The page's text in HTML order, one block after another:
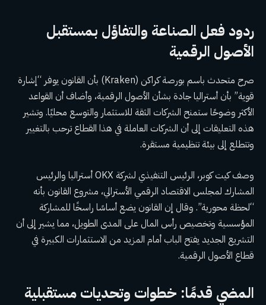
ردود فعل الصناعة والتفاؤل بمستقبل
الأصول الرقمية
صرح متحدث باسم بورصة كراكن (Kraken) بأن القانون يوفر “إشارة
قوية” بأن أستراليا جادة بشأن الأصول الرقمية، وأضاف أن القواعد
الأكثر وضوحًا ستمنح الشركات الثقة للاستثمار والتوسع محليًا. وتشير
هذه التعليقات إلى أن الشركات العاملة في هذا القطاع ترحب بالتغيير
وتتطلع إلى بيئة تنظيمية مستقرة.
وصف كيت كوبر، الرئيس التنفيذي لشركة OKX أستراليا والرئيس
المشارك لمجلس الاقتصاد الرقمي الأسترالي، مشروع القانون بأنه
“لحظة محورية”. وقال إن القانون يضع أساسًا راسخًا للمشاركة
المؤسسية وتخصيص رأس المال على المدى الطويل، مما يشير إلى أن
التشريع الجديد يفتح الباب أمام المزيد من الاستثمارات الكبيرة في
قطاع الأصول الرقمية.
المضي قدمًا: خطوات وتحديات مستقبلية